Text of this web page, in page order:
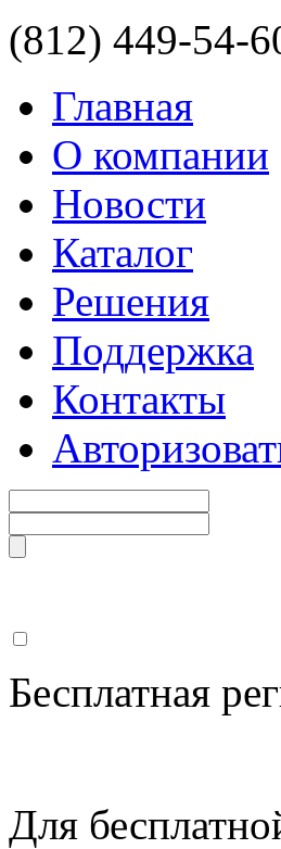
(812) 449-54-
Главная
О компании
Новости
Каталог
Решения
Поддержка
Контакты
Бесплатная
Для